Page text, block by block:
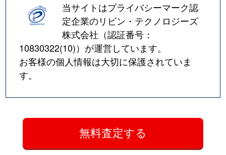
当サイトはプライバシーマーク認
定企業のリビン・テクノロジーズ
株式会社（認証番号：
10830322(10)）が運営しています。
お客様の個人情報は大切に保護されていま
す。